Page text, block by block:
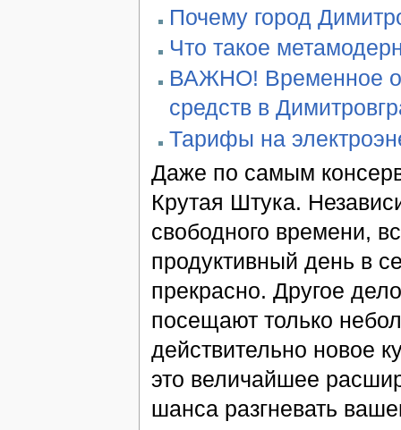
Почему город
Что такое
ВАЖНО! Временное
средств в
Тарифы на
Даже по самым
Крутая Штука.
свободного времени,
продуктивный день в
прекрасно. Другое
посещают только
действительно новое
это величайшее
шанса разгневать